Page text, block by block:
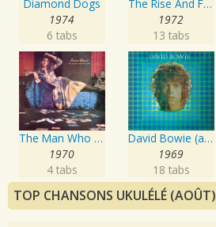
Diamond Dogs
1974
6 tabs
The Rise And Fall Of Ziggy Stardust And The Spiders From Mars
1972
13 tabs
The Man Who Sold The World
1970
4 tabs
David Bowie (aka Space Oddity)
1969
18 tabs
TOP CHANSONS UKULÉLÉ (AOÛT)